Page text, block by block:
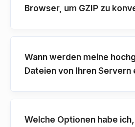
Browser, um GZIP zu
Wann werden meine
Dateien von Ihren Servern
Welche Optionen habe